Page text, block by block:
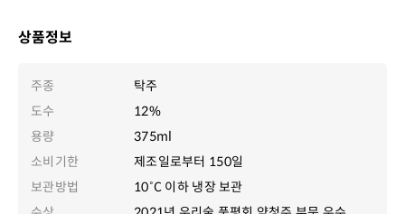
상품정보
주종
탁주
도수
12%
용량
375ml
소비기한
제조일로부터 150일
보관방법
10˚C 이하 냉장 보관